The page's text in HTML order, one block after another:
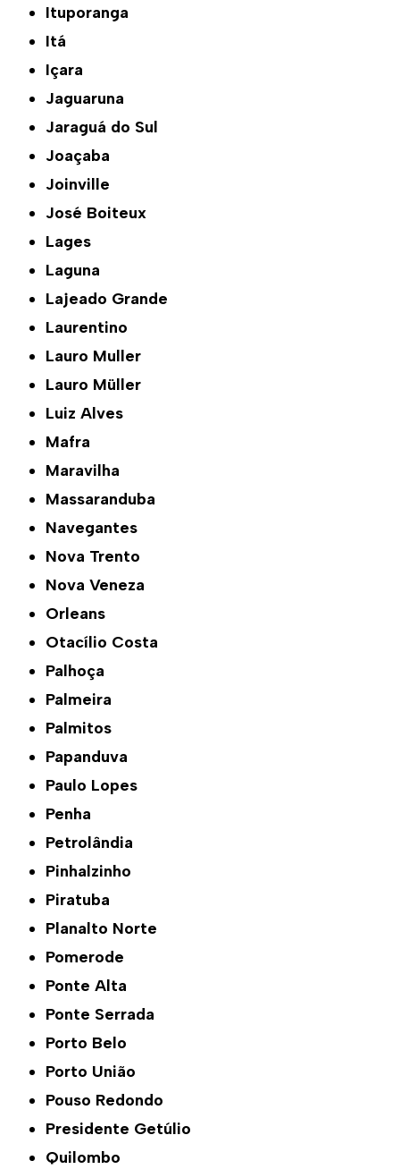
Ituporanga
Itá
Içara
Jaguaruna
Jaraguá do Sul
Joaçaba
Joinville
José Boiteux
Lages
Laguna
Lajeado Grande
Laurentino
Lauro Muller
Lauro Müller
Luiz Alves
Mafra
Maravilha
Massaranduba
Navegantes
Nova Trento
Nova Veneza
Orleans
Otacílio Costa
Palhoça
Palmeira
Palmitos
Papanduva
Paulo Lopes
Penha
Petrolândia
Pinhalzinho
Piratuba
Planalto Norte
Pomerode
Ponte Alta
Ponte Serrada
Porto Belo
Porto União
Pouso Redondo
Presidente Getúlio
Quilombo